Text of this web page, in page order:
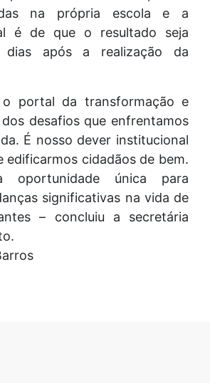
na própria escola e a
é de que o resultado seja
dias após a realização da
portal da transformação e
desafios que enfrentamos
É nosso dever institucional
edificarmos cidadãos de bem.
oportunidade única para
significativas na vida de
– concluiu a secretária